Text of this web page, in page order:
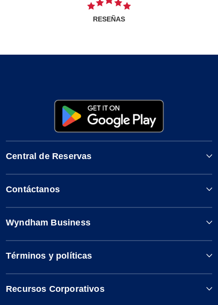
RESEÑAS
Central de Reservas
Contáctanos
Wyndham Business
Términos y políticas
Recursos Corporativos